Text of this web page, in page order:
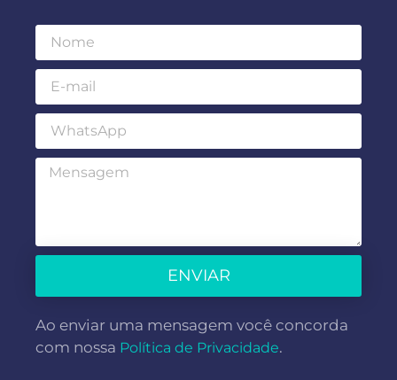
ENVIAR
Ao enviar uma mensagem você concorda
com nossa Política de Privacidade.